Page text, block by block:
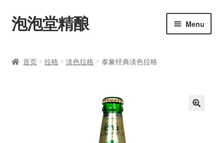
Skip
to
Skip
to
泡泡堂精酿 Menu
首页 拉格 淡色拉格 泰象经典淡色拉格